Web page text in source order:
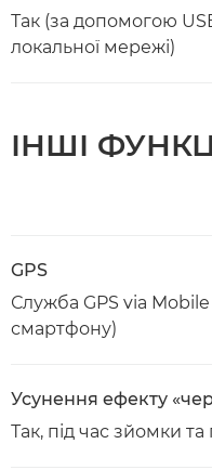
Так (за допомогою
локальної мережі)
ІНШІ
GPS
Служба GPS via
смартфону)
Усунення ефекту
Так, під час зйомки